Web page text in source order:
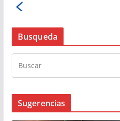
Busqueda
Sugerencias